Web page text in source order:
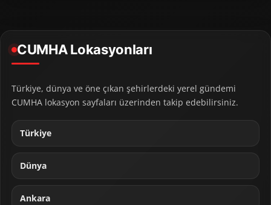
CUMHA Lokasyonları
Türkiye, dünya ve öne çıkan şehirlerdeki yerel gündemi
CUMHA lokasyon sayfaları üzerinden takip edebilirsiniz.
Türkiye
Dünya
Ankara